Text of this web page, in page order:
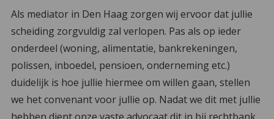
Als mediator in Den Haag zorgen wij ervoor dat jullie
scheiding zorgvuldig zal verlopen. Pas als op ieder
onderdeel (woning, alimentatie, bankrekeningen,
polissen, inboedel, pensioen, onderneming etc.)
duidelijk is hoe jullie hiermee om willen gaan, stellen
we het convenant voor jullie op. Nadat we dit met jullie